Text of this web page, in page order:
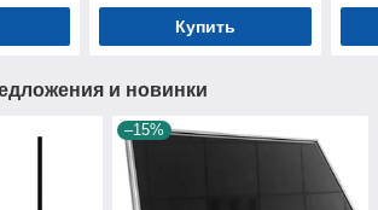
Купить
и новинки
–15%